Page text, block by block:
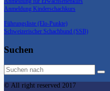
Anmeldung Kinderschachkurs
Führungsliste (Elo-Punkte)
Schweizerischer Schachbund (SSB)
Suchen
© All right reserved 2017